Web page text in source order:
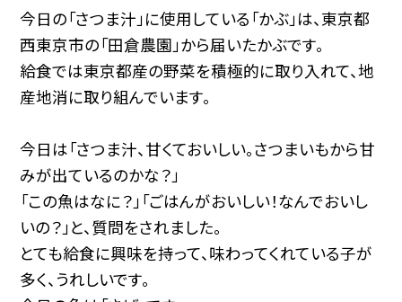
今日の「さつま汁」に使用している「かぶ」は、東京都
西東京市の「田倉農園」から届いたかぶです。
給食では東京都産の野菜を積極的に取り入れて、地
産地消に取り組んでいます。
今日は「さつま汁、甘くておいしい。さつまいもから甘
みが出ているのかな？」
「この魚はなに？」「ごはんがおいしい！なんでおいし
いの？」と、質問をされました。
とても給食に興味を持って、味わってくれている子が
多く、うれしいです。